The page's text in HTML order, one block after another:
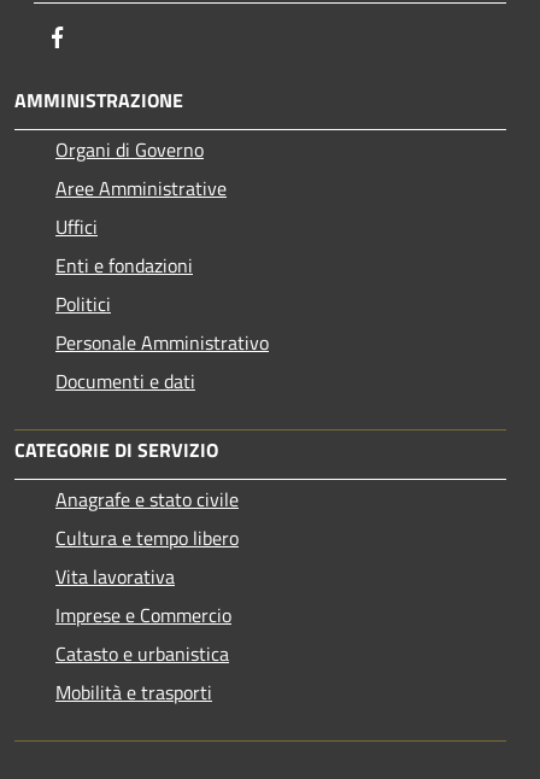
AMMINISTRAZIONE
Organi di Governo
Aree Amministrative
Uffici
Enti e fondazioni
Politici
Personale Amministrativo
Documenti e dati
CATEGORIE DI SERVIZIO
Anagrafe e stato civile
Cultura e tempo libero
Vita lavorativa
Imprese e Commercio
Catasto e urbanistica
Mobilità e trasporti